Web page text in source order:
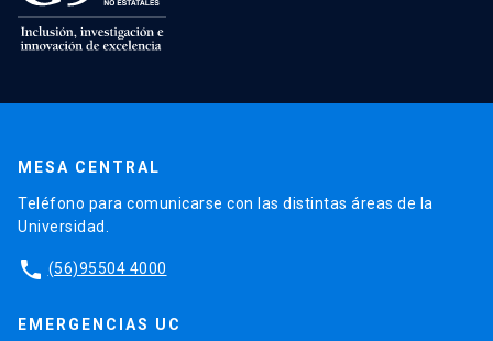
MESA CENTRAL
Teléfono para comunicarse con las distintas áreas de la
Universidad.
phone (56)95504 4000
EMERGENCIAS UC